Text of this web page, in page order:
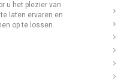
u het plezier van
laten ervaren en
op te lossen.